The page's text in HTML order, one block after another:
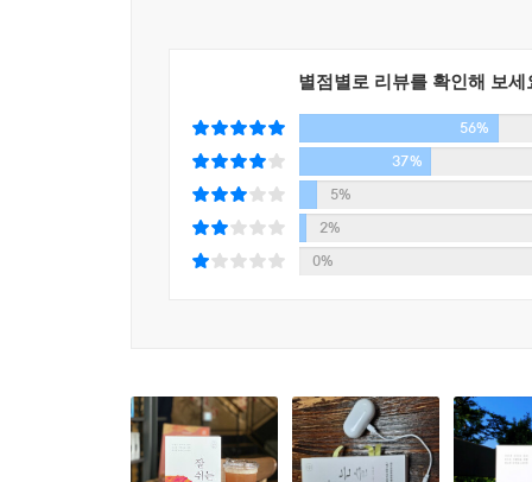
는 점이다. 독서가 제공하는 친구는 실제 세계의
다. 이런 종류의 우정은 너무도 강력하여 고립이
--- 「1위_책을 읽는 시간」 중에서
과시하지만, 사실은 너무나 고단한 상태를 방
긴장을 풀고 마음을 이완하는 법을 배우면 반드
쉬지 않고 달리는 현대인의 세상에서 똑똑하게
같이 말했다.
“우리는 더 쉬고 싶고, 더 쉴 수 있고, 아마 생
것이다.”(「프롤로그_제대로 쉬어야 한다」 중에서)
기술자, 곧 인생 능력자가 되어 있을지도 모른다.
별점별로 리뷰를 확인해 보세
56%
37%
5%
2%
0%